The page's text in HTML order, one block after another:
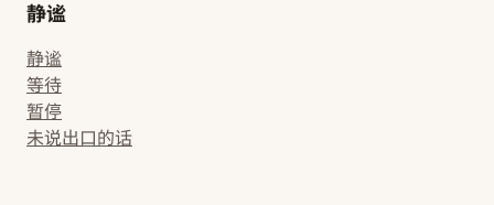
静谧
静谧
等待
暂停
未说出口的话